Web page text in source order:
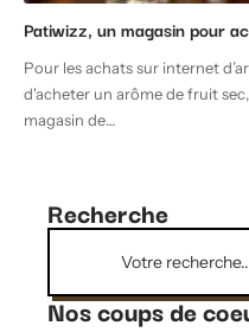
Patiwizz, un magasin pour
Pour les achats sur internet
d'acheter un arôme de fruit
magasin de…
Recherche
Nos coups de